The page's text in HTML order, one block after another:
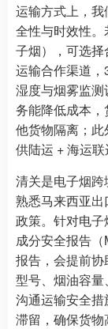
运输方式上，
全性与时效性
子烟），可选
运输合作渠道
湿度与烟雾监
务能降低成本
他货物隔离；
供陆运 + 海运联
清关是电子烟
熟悉马来西亚
政策。针对电
成分安全报告
报告，会提前
型号、烟油容
沟通运输安全
滞留，确保货物